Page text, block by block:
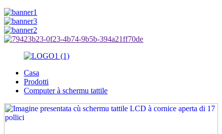
Casa
Prodotti
Computer à schermu tattile